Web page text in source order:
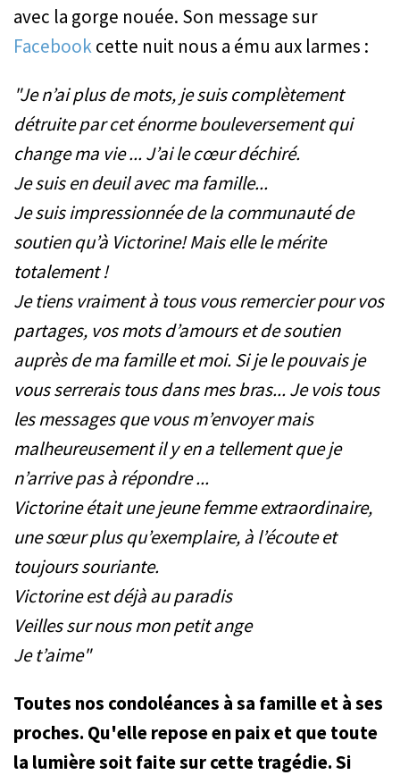
avec la gorge nouée. Son message sur
Facebookcette nuit nous a ému aux larmes :
"Je n’ai plus de mots, je suis complètement
détruite par cet énorme bouleversement qui
change ma vie ... J’ai le cœur déchiré.
Je suis en deuil avec ma famille...
Je suis impressionnée de la communauté de
soutien qu’à Victorine! Mais elle le mérite
totalement !
Je tiens vraiment à tous vous remercier pour vos
partages, vos mots d’amours et de soutien
auprès de ma famille et moi. Si je le pouvais je
vous serrerais tous dans mes bras... Je vois tous
les messages que vous m’envoyer mais
malheureusement il y en a tellement que je
n’arrive pas à répondre ...
Victorine était une jeune femme extraordinaire,
une sœur plus qu’exemplaire, à l’écoute et
toujours souriante.
Victorine est déjà au paradis
Veilles sur nous mon petit ange
Je t’aime"
Toutes nos condoléances à sa famille et à ses
proches. Qu'elle repose en paix et que toute
la lumière soit faite sur cette tragédie. Si